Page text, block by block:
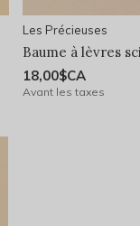
Les Précieuses
Baume à lèvres
18,00$CA
Avant les taxes